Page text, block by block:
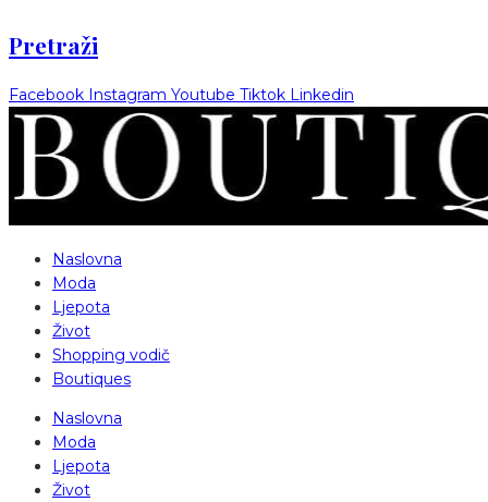
Pretraži
Facebook Instagram Youtube Tiktok Linkedin
Naslovna
Moda
Ljepota
Život
Shopping vodič
Boutiques
Naslovna
Moda
Ljepota
Život